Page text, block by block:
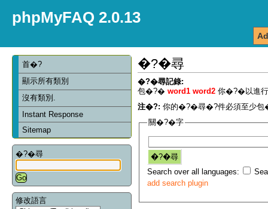
phpMyFAQ 2.0.13
首�?
顯示所有類別
沒有類別.
Instant Response
Sitemap
�?�尋
修改語言
�?�尋
�?�尋記錄:
包�?� word1 word2 你�?�以進
注�?: 你的�?�尋�?件必須至少
關�?�字
Search over all languages:
add search plugin